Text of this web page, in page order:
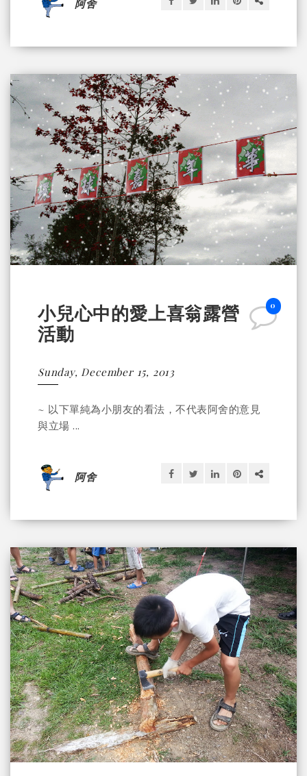
阿舍
0
小兒心中的愛上喜翁露營
活動
Sunday, December 15, 2013
~ 以下單純為小朋友的看法，不代表阿舍的意見
與立場 ...
阿舍